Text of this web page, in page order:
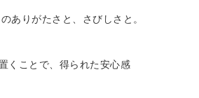
ありがたさと、さびしさと。
くことで、得られた安心感